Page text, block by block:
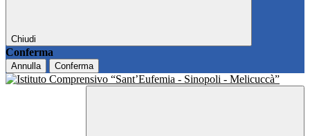
Chiudi
Conferma
Annulla Conferma